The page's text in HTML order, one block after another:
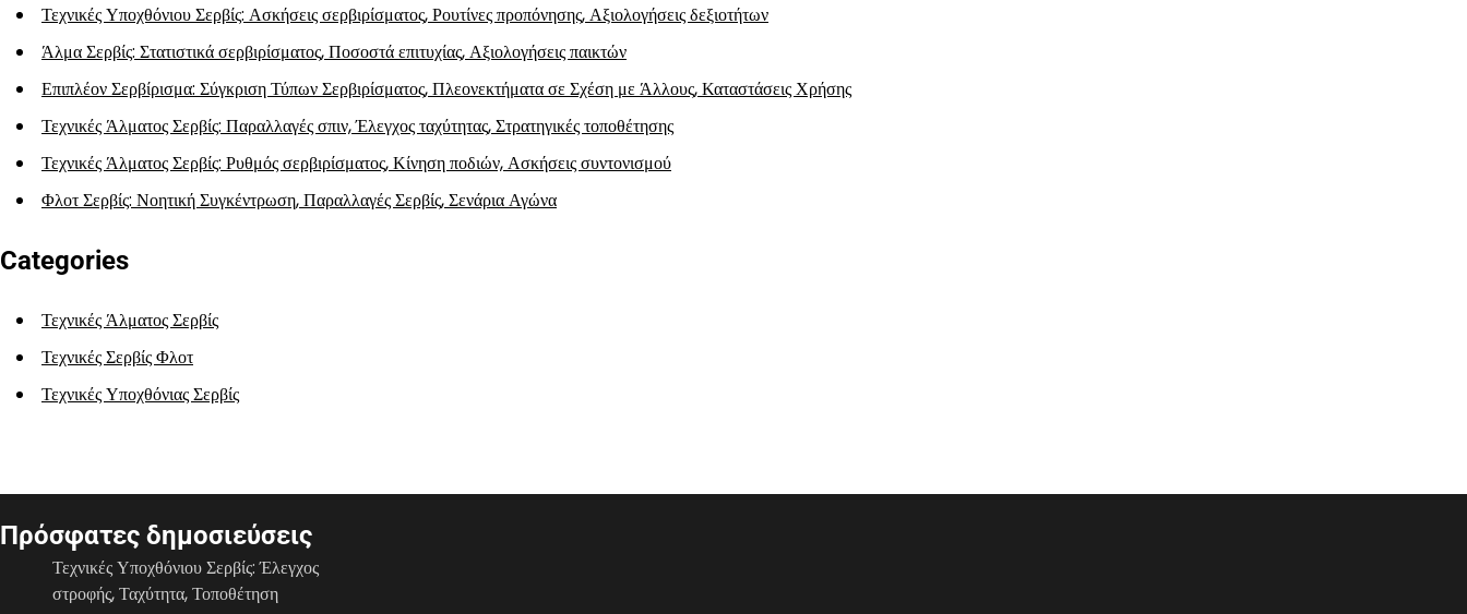
Τεχνικές Υποχθόνιου Σερβίς: Ασκήσεις σερβιρίσματος, Ρουτίνες προπόνησης, Αξιολογήσεις δεξιοτήτων
Άλμα Σερβίς: Στατιστικά σερβιρίσματος, Ποσοστά επιτυχίας, Αξιολογήσεις παικτών
Επιπλέον Σερβίρισμα: Σύγκριση Τύπων Σερβιρίσματος, Πλεονεκτήματα σε Σχέση με Άλλους, Καταστάσεις Χρήσης
Τεχνικές Άλματος Σερβίς: Παραλλαγές σπιν, Έλεγχος ταχύτητας, Στρατηγικές τοποθέτησης
Τεχνικές Άλματος Σερβίς: Ρυθμός σερβιρίσματος, Κίνηση ποδιών, Ασκήσεις συντονισμού
Φλοτ Σερβίς: Νοητική Συγκέντρωση, Παραλλαγές Σερβίς, Σενάρια Αγώνα
Categories
Τεχνικές Άλματος Σερβίς
Τεχνικές Σερβίς Φλοτ
Τεχνικές Υποχθόνιας Σερβίς
Πρόσφατες δημοσιεύσεις
Τεχνικές Υποχθόνιου Σερβίς: Έλεγχος
στροφής, Ταχύτητα, Τοποθέτηση